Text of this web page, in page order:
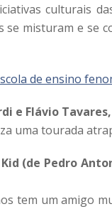
culturais
se misturam e se
e Flávio
uma tourada
(de Pedro
tem um amigo